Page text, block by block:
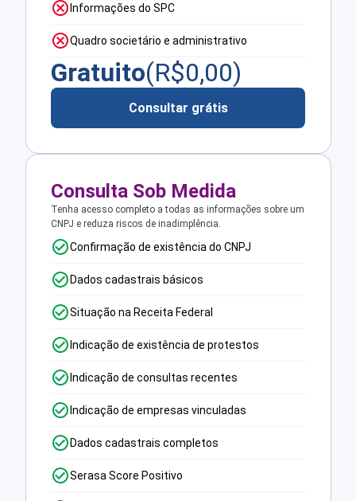
Informações do SPC
Quadro societário e administrativo
Gratuito(R$0,00)
Consultar grátis
Consulta Sob Medida
Tenha acesso completo a todas as informações sobre um
CNPJ e reduza riscos de inadimplência.
Confirmação de existência do CNPJ
Dados cadastrais básicos
Situação na Receita Federal
Indicação de existência de protestos
Indicação de consultas recentes
Indicação de empresas vinculadas
Dados cadastrais completos
Serasa Score Positivo